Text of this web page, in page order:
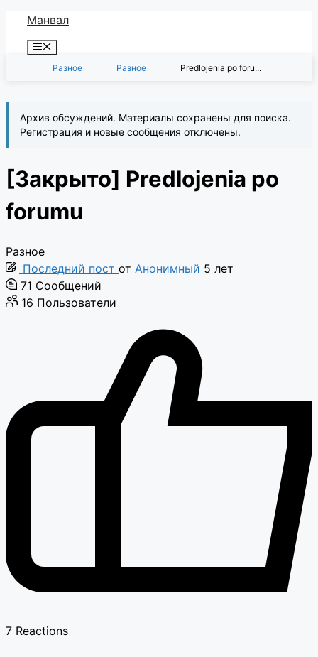
Перейти
содержимому
Манвал
Меню
Разное Разное Predlojenia po foru...
Архив обсуждений. Материалы сохранены для поиска.
Регистрация и новые сообщения отключены.
[Закрыто] Predlojenia po
forumu
Разное
Последний пост от Анонимный 5 лет
71 Сообщений
16 Пользователи
7 Reactions